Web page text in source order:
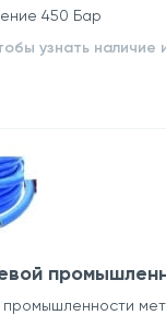
450 Бар
узнать наличие